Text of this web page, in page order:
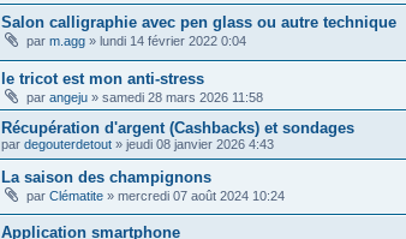
Salon calligraphie avec pen glass ou autre technique
par m.agg » lundi 14 février 2022 0:04
le tricot est mon anti-stress
par angeju » samedi 28 mars 2026 11:58
Récupération d'argent (Cashbacks) et sondages
par degouterdetout » jeudi 08 janvier 2026 4:43
La saison des champignons
par Clématite » mercredi 07 août 2024 10:24
Application smartphone